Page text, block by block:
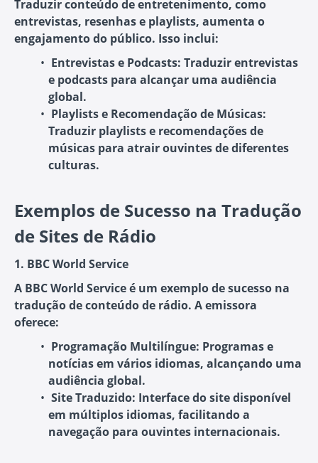
Traduzir conteúdo de entretenimento, como
entrevistas, resenhas e playlists, aumenta o
engajamento do público. Isso inclui:
Entrevistas e Podcasts: Traduzir entrevistas
e podcasts para alcançar uma audiência
global.
Playlists e Recomendação de Músicas:
Traduzir playlists e recomendações de
músicas para atrair ouvintes de diferentes
culturas.
Exemplos de Sucesso na Tradução
de Sites de Rádio
1. BBC World Service
A BBC World Service é um exemplo de sucesso na
tradução de conteúdo de rádio. A emissora
oferece:
Programação Multilíngue: Programas e
notícias em vários idiomas, alcançando uma
audiência global.
Site Traduzido: Interface do site disponível
em múltiplos idiomas, facilitando a
navegação para ouvintes internacionais.